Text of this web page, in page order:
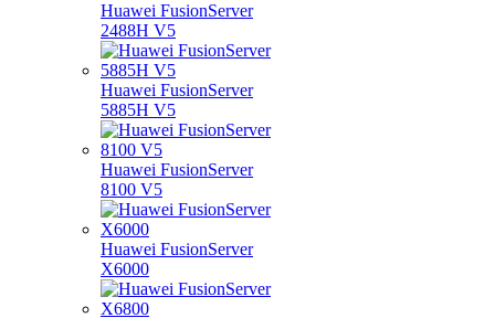
Huawei FusionServer
2488H V5
Huawei FusionServer
5885H V5
Huawei FusionServer
8100 V5
Huawei FusionServer
X6000